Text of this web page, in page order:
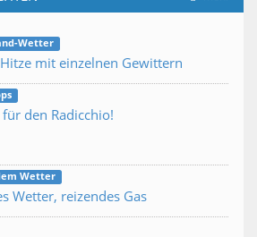
Wetter
mit einzelnen Gewittern
den Radicchio!
Wetter
Wetter, reizendes Gas